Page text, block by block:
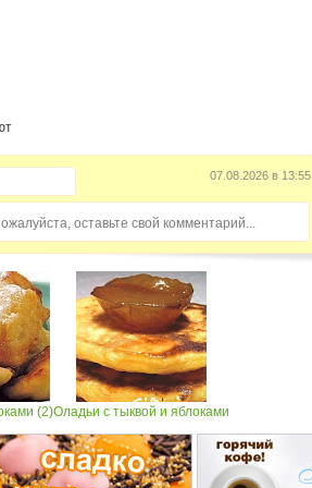
07.08.2026 в 13:55
оставьте свой комментарий...
(2)Оладьи с тыквой и яблоками